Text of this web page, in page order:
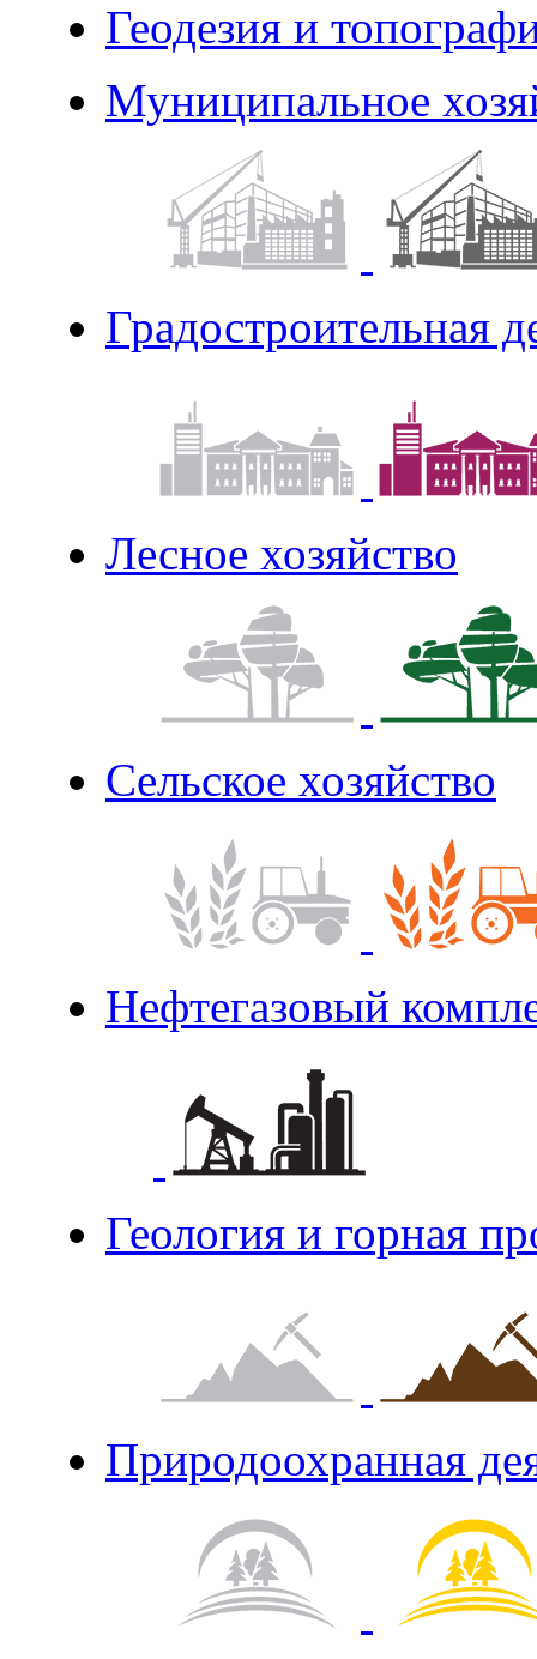
Геодезия и
Муниципальное
Градостроительная
Лесное хозяйство
Сельское хозяйство
Нефтегазовый
Геология и горная
Природоохранная